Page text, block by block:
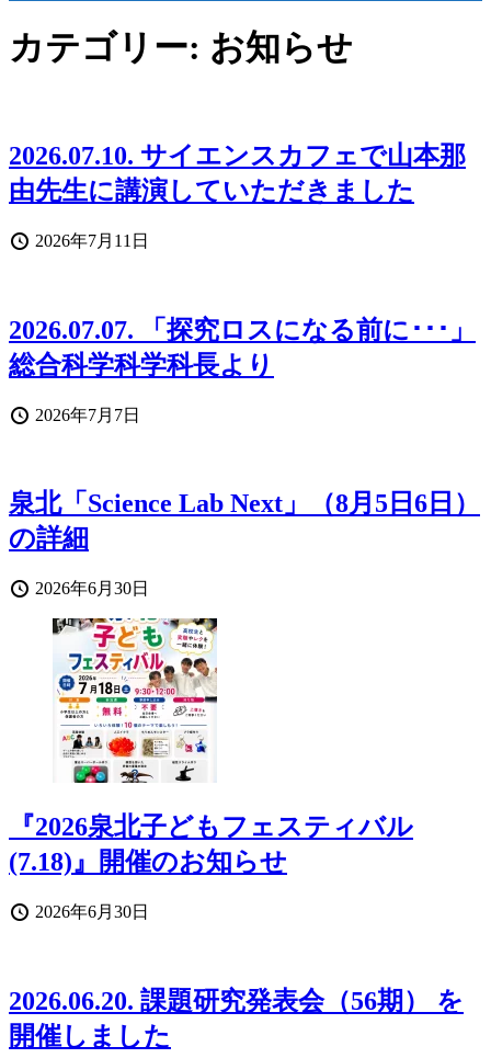
カテゴリー: お知らせ
2026.07.10. サイエンスカフェで山本那
由先生に講演していただきました
投
2026年7月11日
2026.07.07. 「探究ロスになる前に･･･」
総合科学科学科長より
投
2026年7月7日
泉北「Science Lab Next」（8月5日6日）
の詳細
投
2026年6月30日
『2026泉北子どもフェスティバル
(7.18)』開催のお知らせ
投
2026年6月30日
2026.06.20. 課題研究発表会（56期） を
開催しました